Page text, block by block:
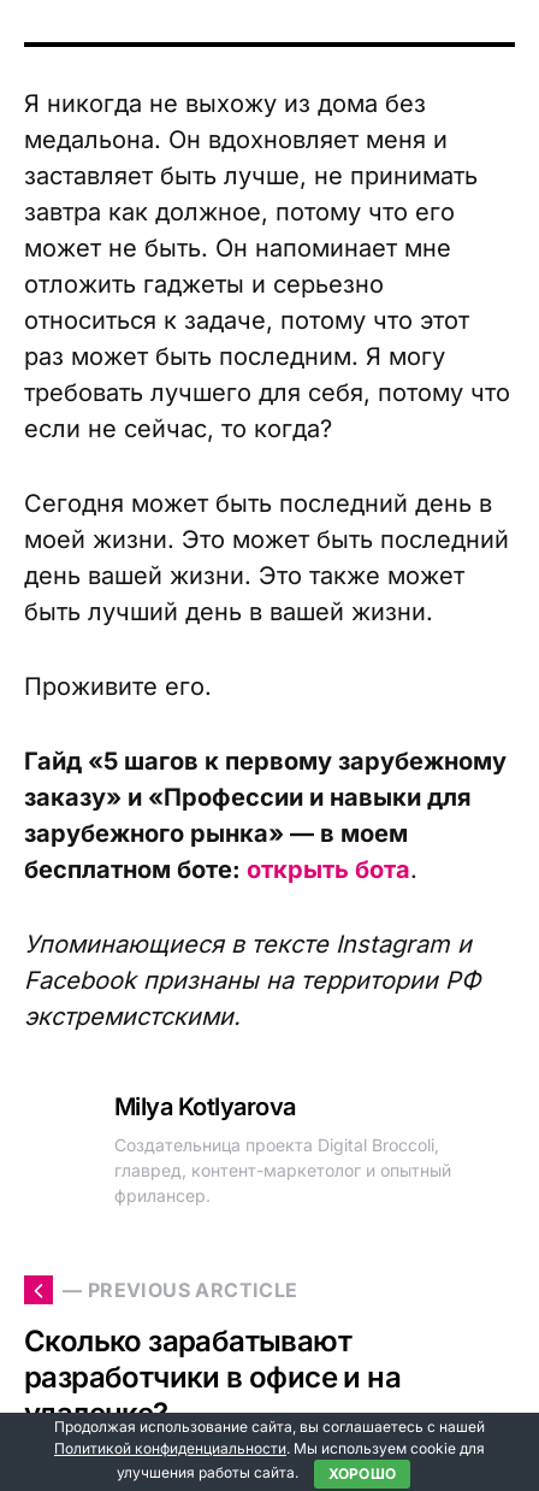
Я никогда не выхожу из дома без
медальона. Он вдохновляет меня и
заставляет быть лучше, не принимать
завтра как должное, потому что его
может не быть. Он напоминает мне
отложить гаджеты и серьезно
относиться к задаче, потому что этот
раз может быть последним. Я могу
требовать лучшего для себя, потому что
если не сейчас, то когда?
Сегодня может быть последний день в
моей жизни. Это может быть последний
день вашей жизни. Это также может
быть лучший день в вашей жизни.
Проживите его.
Гайд «5 шагов к первому зарубежному
заказу» и «Профессии и навыки для
зарубежного рынка» — в моем
бесплатном боте: открыть бота.
Упоминающиеся в тексте Instagram и
Facebook признаны на территории РФ
экстремистскими.
Milya Kotlyarova
Создательница проекта Digital Broccoli,
главред, контент-маркетолог и опытный
фрилансер.
— PREVIOUS ARCTICLE
Сколько зарабатывают
разработчики в офисе и на
удаленке?
NEXT ARCTICLE —
Продолжая использование сайта, вы соглашаетесь с нашей
Политикой конфиденциальности. Мы используем cookie для
улучшения работы сайта.
ХОРОШО